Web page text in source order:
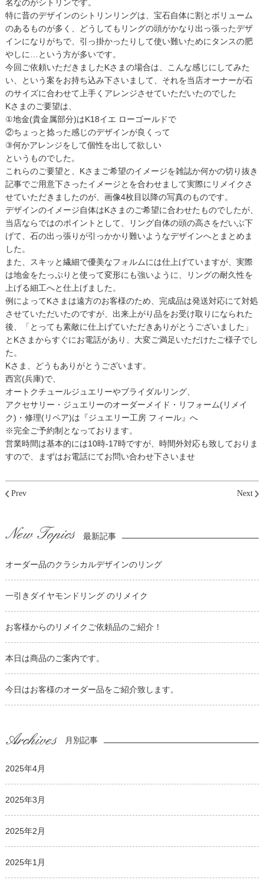
名なのがシトリンです。
特に昔のデザインのシトリンリングは、宝石自体に割とボリューム
のあるものが多く、どうしてもリングの頭がかなり出っ張ったデザ
インになりがちで、引っ掛かったりして使い難いためにタンスの肥
やしに…という方が多いです。
今回ご依頼いただきましたKさまの場合は、こんな感じにしてみた
い、という案をお持ち込み下さいまして、それを当店オーナーが石
のサイズに合わせて上手くアレンジさせていただいたのでした
Kさまのご要望は、
①地金(貴金属部分)はK18イエ ローゴールドで
②ちょっと捻った感じのデザインが良くって
③何かアレンジをして個性を出して欲しい
というものでした。
これらのご要望と、Kさまご希望のイメージを雑誌か何かの切り抜き
記事でご用意下さったイメージとを合わせまして実際にリメイクさ
せていただきましたのが、画像4枚目以降の写真のものです。
デザインのイメージ自体はKさまのご希望に合わせたものでしたが、
当店ならではのポイントとして、リング自体の頭の高さをだいぶ下
げて、石の出っ張りが引っかかり難いようなデザインへとまとめま
した。
また、スキッと繊細で優美なフォルムには仕上げていますが、実際
は地金をたっぷりと使って変形にも強いように、リングの耐久性を
上げる細工へと仕上げました。
例によってKさまは遠方のお客様のため、完成品は発送対応にて対処
させていただいたのですが、出来上がり品をお受け取りになられた
後、「とっても素敵に仕上げていただきありがとうございました」
とKさまからすぐにお電話があり、大変ご満足いただけたご様子でし
た。
Kさま、どうもありがとうございます。
西宮(兵庫)で、
オートクチュールジュエリーやブライダルリング、
アクセサリー・ジュエリーのオーダーメイド・リフォーム(リメイ
ク)・修理(リペア)は『ジュエリー工房 フィール』へ
※完全ご予約制となっております。
営業時間は基本的には10時-17時ですが、時間外対応も致しておりま
すので、まずはお電話にてお問い合わせ下さいませ
Prev Next
最新記事
オーダー品のクラシカルデザインのリング
一引きダイヤモンドリング のリメイク
お客様からのリメイクご依頼品のご紹介！
本日は商品のご案内です。
今日はお客様のオーダー品をご紹介致します。
月別記事
2025年4月
2025年3月
2025年2月
2025年1月